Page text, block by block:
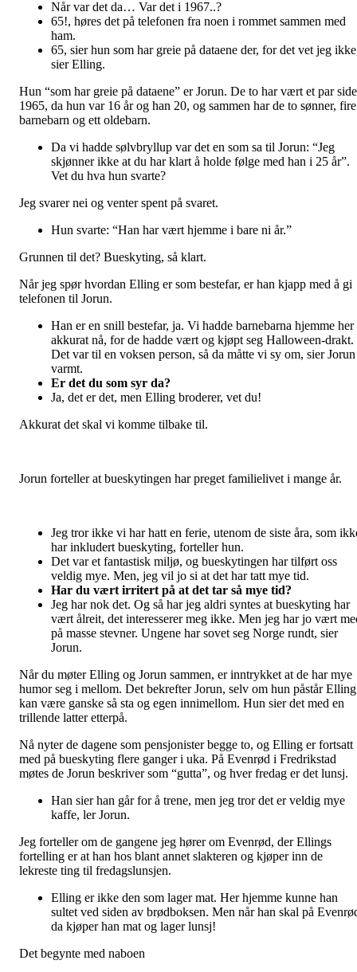
Når var det da… Var det i 1967..?
65!, høres det på telefonen fra noen i rommet sammen med
ham.
65, sier hun som har greie på dataene der, for det vet jeg
sier Elling.
Hun “som har greie på dataene” er Jorun. De to har vært et par
1965, da hun var 16 år og han 20, og sammen har de to sønner, fire
barnebarn og ett oldebarn.
Da vi hadde sølvbryllup var det en som sa til Jorun: “Jeg
skjønner ikke at du har klart å holde følge med han i 25 år”.
Vet du hva hun svarte?
Jeg svarer nei og venter spent på svaret.
Hun svarte: “Han har vært hjemme i bare ni år.”
Grunnen til det? Bueskyting, så klart.
Når jeg spør hvordan Elling er som bestefar, er han kjapp med å gi
telefonen til Jorun.
Han er en snill bestefar, ja. Vi hadde barnebarna hjemme her
akkurat nå, for de hadde vært og kjøpt seg Halloween-drakt.
Det var til en voksen person, så da måtte vi sy om, sier Jorun
varmt.
Er det du som syr da?
Ja, det er det, men Elling broderer, vet du!
Akkurat det skal vi komme tilbake til.
Jorun forteller at bueskytingen har preget familielivet i mange år.
Jeg tror ikke vi har hatt en ferie, utenom de siste åra, som
har inkludert bueskyting, forteller hun.
Det var et fantastisk miljø, og bueskytingen har tilført oss
veldig mye. Men, jeg vil jo si at det har tatt mye tid.
Har du vært irritert på at det tar så mye tid?
Jeg har nok det. Og så har jeg aldri syntes at bueskyting har
vært ålreit, det interesserer meg ikke. Men jeg har jo vært
på masse stevner. Ungene har sovet seg Norge rundt, sier
Jorun.
Når du møter Elling og Jorun sammen, er inntrykket at de har mye
humor seg i mellom. Det bekrefter Jorun, selv om hun påstår Elling
kan være ganske så sta og egen innimellom. Hun sier det med en
trillende latter etterpå.
Nå nyter de dagene som pensjonister begge to, og Elling er fortsatt
med på bueskyting flere ganger i uka. På Evenrød i Fredrikstad
møtes de Jorun beskriver som “gutta”, og hver fredag er det lunsj.
Han sier han går for å trene, men jeg tror det er veldig mye
kaffe, ler Jorun.
Jeg forteller om de gangene jeg hører om Evenrød, der Ellings
fortelling er at han hos blant annet slakteren og kjøper inn de
lekreste ting til fredagslunsjen.
Elling er ikke den som lager mat. Her hjemme kunne han
sultet ved siden av brødboksen. Men når han skal på
da kjøper han mat og lager lunsj!
Det begynte med naboen